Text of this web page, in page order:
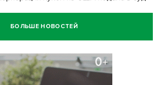
объявил бесплатную
прооперировали 25 тысяч
БОЛЬШЕ НОВОСТЕЙ